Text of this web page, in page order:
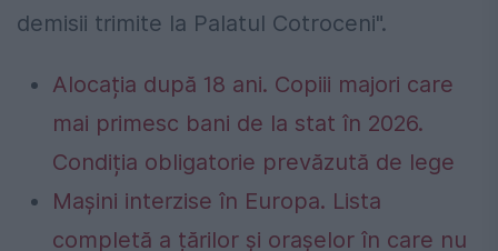
demisii trimite la Palatul Cotroceni".
Alocația după 18 ani. Copiii majori care
mai primesc bani de la stat în 2026.
Condiția obligatorie prevăzută de lege
Mașini interzise în Europa. Lista
completă a țărilor și orașelor în care nu